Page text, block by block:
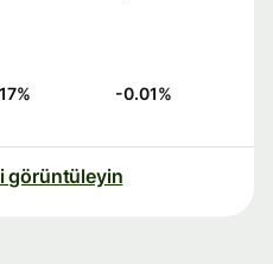
% -0.01%
görüntüleyin